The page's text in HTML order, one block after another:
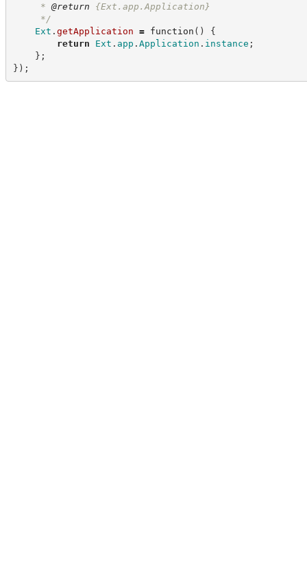
* @return
{Ext.app.Application}
*/
Ext . getApplication = function ( )
{
return
Ext . app . Application . instance ;
} ;
} ) ;